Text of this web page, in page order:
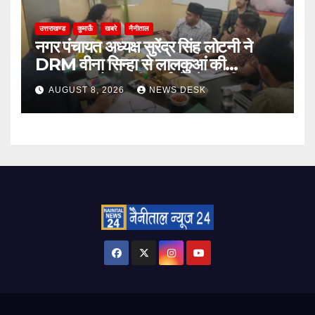
उत्तराखण्ड कुमाऊँ खबरे नैनीताल
नगर पंचायत अध्यक्ष सुरेंद्र सिंह लोटनी ने
DRM वीना सिन्हा से लालकुआं की
जनसमस्याओं पर की वार्ता, रेलवे क्रॉसिंग पुल
और टेंपो स्टैंड का मुद्दा उठा
AUGUST 8, 2026 NEWS DESK